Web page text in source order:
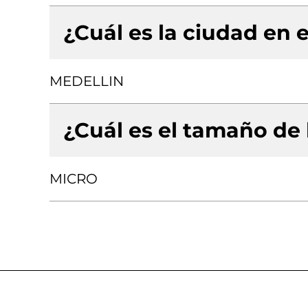
¿Cuál es la ciudad en
MEDELLIN
¿Cuál es el tamaño
MICRO